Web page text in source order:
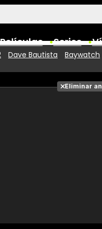
Películas Series
Dave Bautista Baywatch
Eliminar